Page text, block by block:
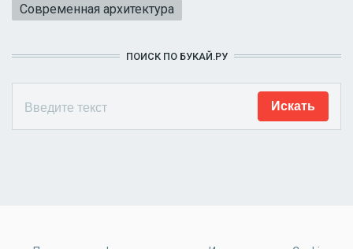
Современная архитектура
ПОИСК ПО БУКАЙ.РУ